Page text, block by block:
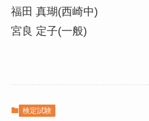
福田 真瑚(西崎中)
宮良 定子(一般)
検定試験